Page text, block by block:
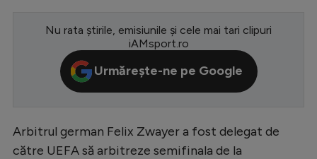
LaLiga
Serie A
Campionate
Nu rata știrile, emisiunile și cele mai tari clipuri
iAMsport.ro
Urmărește-ne pe Google
Arbitrul german Felix Zwayer a fost delegat de
către UEFA să arbitreze semifinala de la